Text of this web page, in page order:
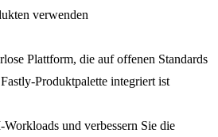
verwenden
Plattform, die auf offenen Standards
Produktpalette integriert ist
und verbessern Sie die